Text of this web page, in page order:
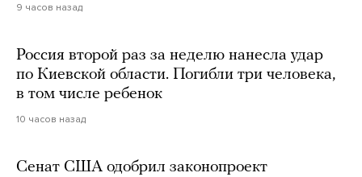
9 часов назад
Россия второй раз за неделю нанесла удар
по Киевской области. Погибли три человека,
в том числе ребенок
10 часов назад
Сенат США одобрил законопроект